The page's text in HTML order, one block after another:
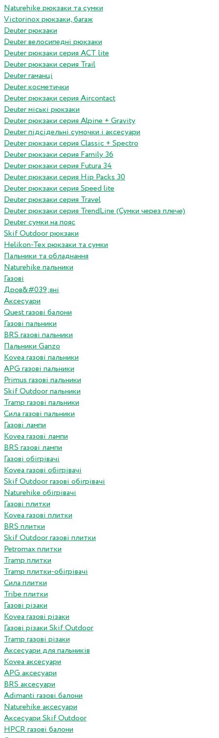
Naturehike рюкзаки та сумки
Victorinox рюкзаки, багаж
Deuter рюкзаки
Deuter велосипедні рюкзаки
Deuter рюкзаки серия ACT lite
Deuter рюкзаки серия Trail
Deuter гаманці
Deuter косметички
Deuter рюкзаки серия Aircontact
Deuter міські рюкзаки
Deuter рюкзаки серия Alpine + Gravity
Deuter підсідельні сумочки і аксесуари
Deuter рюкзаки серия Classic + Spectro
Deuter рюкзаки серия Family 36
Deuter рюкзаки серия Futura 34
Deuter рюкзаки серия Hip Packs 30
Deuter рюкзаки серия Speed lite
Deuter рюкзаки серия Travel
Deuter рюкзаки серия TrendLine (Сумки через плече)
Deuter сумки на пояс
Skif Outdoor рюкзаки
Helikon-Tex рюкзаки та сумки
Пальники та обладнання
Naturehike пальники
Газові
Дров&#039;яні
Аксесуари
Quest газові балони
Газові пальники
BRS газові пальники
Пальники Ganzo
Kovea газові пальники
APG газові пальники
Primus газові пальники
Skif Outdoor пальники
Tramp газові пальники
Сила газові пальники
Газові лампи
Kovea газові лампи
BRS газові лампи
Газові обігрівачі
Kovea газові обігрівачі
Skif Outdoor газові обігрівачі
Naturehike обігрівачі
Газові плитки
Kovea газові плитки
BRS плитки
Skif Outdoor газові плитки
Petromax плитки
Tramp плитки
Tramp плитки-обігрівачі
Сила плитки
Tribe плитки
Газові різаки
Kovea газові різаки
Газові різаки Skif Outdoor
Tramp газові різаки
Аксесуари для пальників
Kovea аксесуари
APG аксесуари
BRS аксесуари
Adimanti газові балони
Naturehike аксесуари
Аксесуари Skif Outdoor
HPCR газові балони